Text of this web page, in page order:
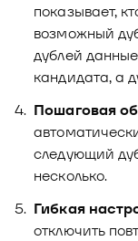
показывает,
возможный
дублей
кандидата, а
Пошаговая
следующий
несколько.
Гибкая
отключить